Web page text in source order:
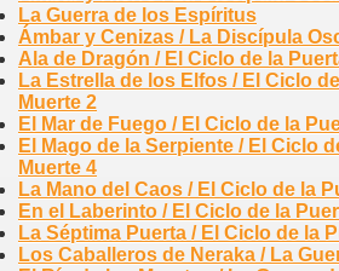
La Guerra de los Espíritus
Ámbar y Cenizas / La Discípula
Ala de Dragón / El Ciclo de la
La Estrella de los Elfos / El Ciclo
Muerte 2
El Mar de Fuego / El Ciclo de la
El Mago de la Serpiente / El Ciclo
Muerte 4
La Mano del Caos / El Ciclo de la
En el Laberinto / El Ciclo de la
La Séptima Puerta / El Ciclo de la
Los Caballeros de Neraka / La